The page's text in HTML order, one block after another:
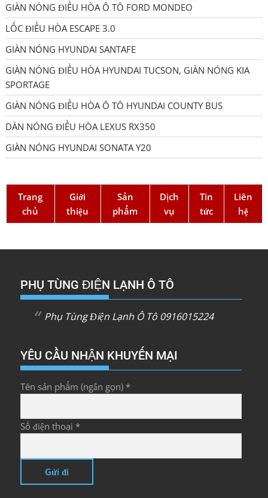
GIÀN NÓNG ĐIỀU HÒA Ô TÔ FORD MONDEO
LỐC ĐIỀU HÒA ESCAPE 3.0
GIÀN NÓNG HYUNDAI SANTAFE
GIÀN NÓNG ĐIỀU HÒA HYUNDAI TUCSON, GIÀN NÓNG KIA
SPORTAGE
GIÀN NÓNG ĐIỀU HÒA Ô TÔ HYUNDAI COUNTY BUS
DÀN NÓNG ĐIỀU HÒA LEXUS RX350
GIÀN NÓNG HYUNDAI SONATA Y20
Trang
chủ
Giới
thiệu
Sản
phẩm
Dịch
vụ
Tin
tức
Liên
hệ
PHỤ TÙNG ĐIỆN LẠNH Ô TÔ
Phụ Tùng Điện Lạnh Ô Tô 0916015224
YÊU CẦU NHẬN KHUYẾN MẠI
Tên sản phẩm (ngắn gọn) *
Số điện thoại *